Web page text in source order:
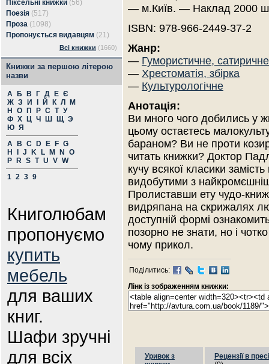
Піксельні книжки (56)
Поезія (517)
Проза (1098)
Пропонується видавцям (21)
Всі книжки (1660)
Книжки за першою літерою
назви
А Б В Г Д Е Є
Ж З И Й К Л
М
Н
О П Р С Т У
Ф Х Ц Ч Ш Щ Э
Ю Я
A
B C D E F G
H
J K L M N
O
P
R S T U V W
1 2 3 9
Книголюбам
пропонуємо
купить
мебель
для ваших
книг.
Шафи зручні
для всіх
— м.Київ. — Наклад 2000
ISBN: 978-966-2449-37-2
Жанр:
— Гумористичне, сатиричне
— Хрестоматія, збірка
— Культурологічне
Анотація:
Ви много чого добились у
цьому остаєтесь
бараном? Ви не проти
читать книжки? Доктор
кучу всякої класики
видобутими з
Пролиставши ету чудо-
видряпана на скрижалях
доступній формі
позорно не знати, но і
чому прикол.
Поділитись:
Лінк із зображенням книжки:
Уривок з
Рецензії в пресі